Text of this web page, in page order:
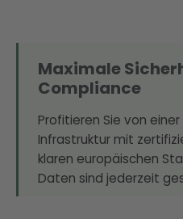
Maximale
Compliance
Profitieren Sie von
Infrastruktur mit
klaren europäischen
Daten sind jederzeit